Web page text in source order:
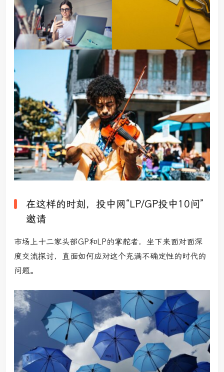
在这样的时刻，投中网“LP/GP投中10问”
邀请
市场上十二家头部GP和LP的掌舵者，坐下来面对面深
度交流探讨，直面如何应对这个充满不确定性的时代的
问题。